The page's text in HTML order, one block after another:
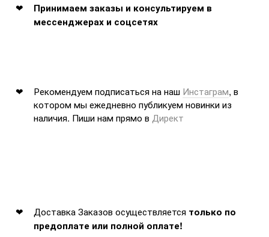
Принимаем заказы и консультируем в
мессенджерах и соцсетях
Рекомендуем подписаться на наш Инстаграм, в
котором мы ежедневно публикуем новинки из
наличия. Пиши нам прямо в Директ
Доставка Заказов осуществляется только по
предоплате или полной оплате!